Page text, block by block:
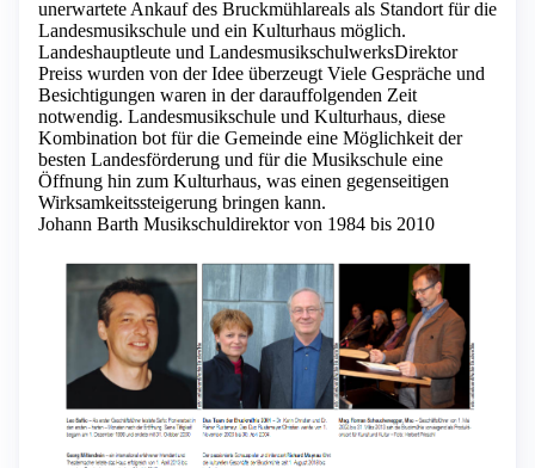
unerwartete Ankauf des Bruckmühlareals als Standort für die
Landesmusikschule und ein Kulturhaus möglich.
Landeshauptleute und LandesmusikschulwerksDirektor
Preiss wurden von der Idee überzeugt Viele Gespräche und
Besichtigungen waren in der darauffolgenden Zeit
notwendig. Landesmusikschule und Kulturhaus, diese
Kombination bot für die Gemeinde eine Möglichkeit der
besten Landesförderung und für die Musikschule eine
Öffnung hin zum Kulturhaus, was einen gegenseitigen
Wirksamkeitssteigerung bringen kann.
Johann Barth Musikschuldirektor von 1984 bis 2010